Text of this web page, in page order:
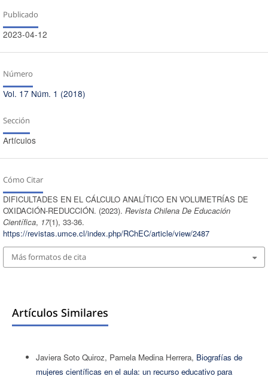
Publicado
2023-04-12
Número
Vol. 17 Núm. 1 (2018)
Sección
Artículos
Cómo Citar
DIFICULTADES EN EL CÁLCULO ANALÍTICO EN VOLUMETRÍAS DE
OXIDACIÓN-REDUCCIÓN. (2023). Revista Chilena De Educación
Científica, 17(1), 33-36.
https://revistas.umce.cl/index.php/RChEC/article/view/2487
Más formatos de cita
Artículos Similares
Javiera Soto Quiroz, Pamela Medina Herrera, Biografías de
mujeres científicas en el aula: un recurso educativo para